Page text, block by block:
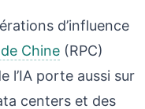
d’influence
Chine (RPC)
l’IA porte aussi sur
centers et des